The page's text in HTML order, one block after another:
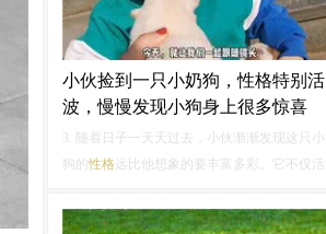
小伙捡到一只小奶狗，性格特别活
波，慢慢发现小狗身上很多惊喜
3. 随着日子一天天过去，小伙渐渐发现这只小
狗的性格 远比他想象的要丰富多彩。它不仅活
的好奇心。4. 最令人惊喜的是小狗身上似乎藏